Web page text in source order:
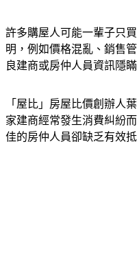
許多購屋人可能一輩子只
明，例如價格混亂、銷售
良建商或房仲人員資訊隱
「屋比」房屋比價創辦人
家建商經常發生消費糾紛
佳的房仲人員卻缺乏有效